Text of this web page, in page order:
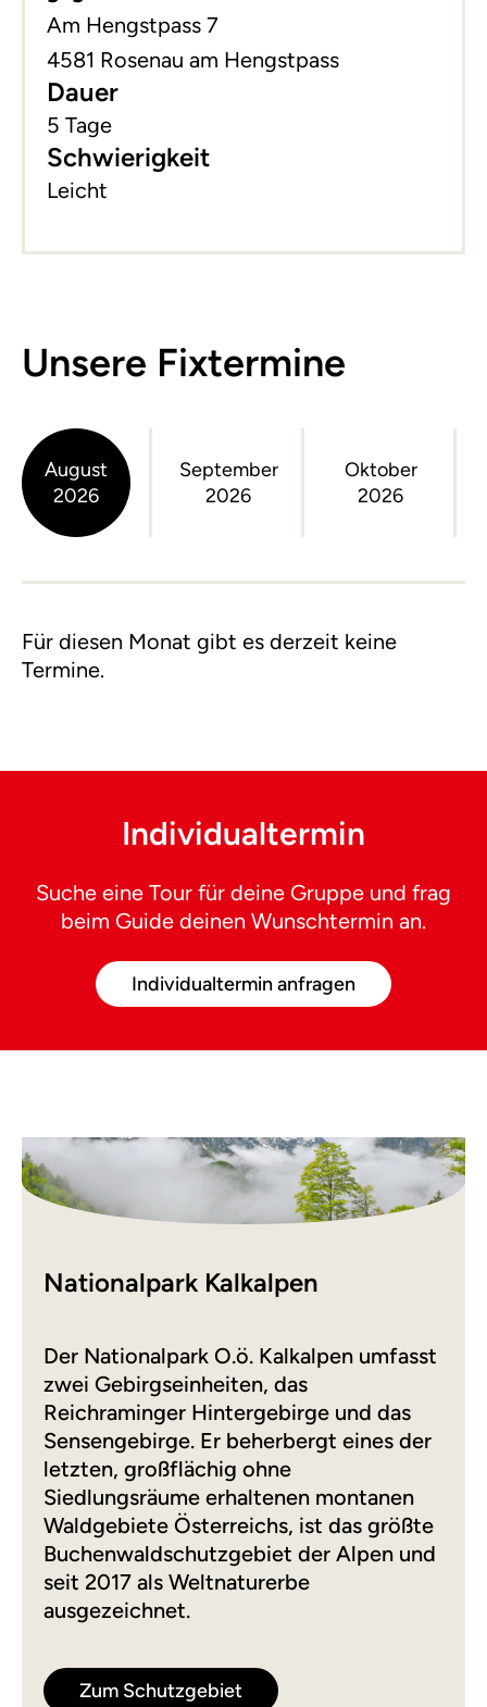
Am Hengstpass 7
4581 Rosenau am Hengstpass
Dauer
5 Tage
Schwierigkeit
Leicht
Unsere Fixtermine
August
2026
September
2026
Oktober
2026
Für diesen Monat gibt es derzeit keine
Termine.
Individualtermin
Suche eine Tour für deine Gruppe und frag
beim Guide deinen Wunschtermin an.
Individualtermin anfragen
Nationalpark Kalkalpen
Der Nationalpark O.ö. Kalkalpen umfasst
zwei Gebirgseinheiten, das
Reichraminger Hintergebirge und das
Sensengebirge. Er beherbergt eines der
letzten, großflächig ohne
Siedlungsräume erhaltenen montanen
Waldgebiete Österreichs, ist das größte
Buchenwaldschutzgebiet der Alpen und
seit 2017 als Weltnaturerbe
ausgezeichnet.
Zum Schutzgebiet